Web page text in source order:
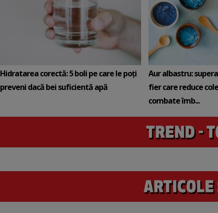
Hidratarea corectă: 5 boli pe care le poți
preveni dacă bei suficientă apă
Aur albastru:
fier care reduce
combate îmb...